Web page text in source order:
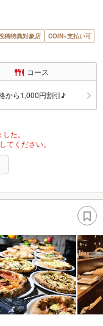
稿特典対象店
COIN+支払い可
コース
から1,000円割引♪
た。
てください。